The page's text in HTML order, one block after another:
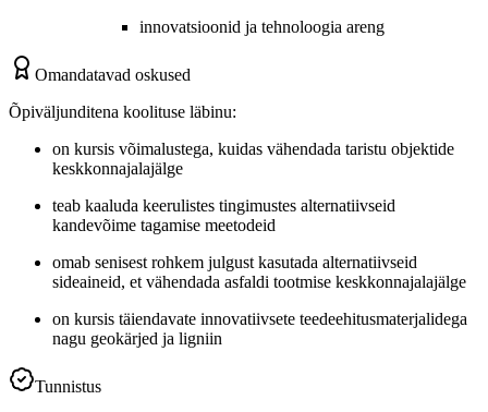
innovatsioonid ja tehnoloogia areng
Omandatavad oskused
Õpiväljunditena koolituse läbinu:
on kursis võimalustega, kuidas vähendada taristu objektide
keskkonnajalajälge
teab kaaluda keerulistes tingimustes alternatiivseid
kandevõime tagamise meetodeid
omab senisest rohkem julgust kasutada alternatiivseid
sideaineid, et vähendada asfaldi tootmise keskkonnajalajälge
on kursis täiendavate innovatiivsete teedeehitusmaterjalidega
nagu geokärjed ja ligniin
Tunnistus